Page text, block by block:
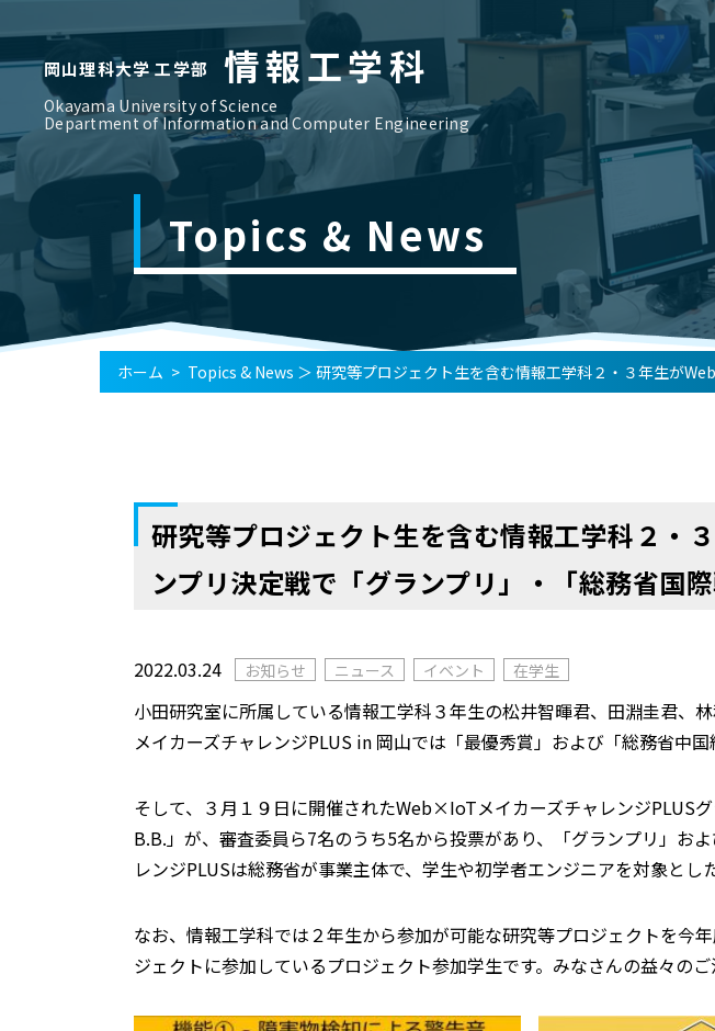
岡山理科大学 工学部 情報工学科
Okayama University of Science
Department of Information and Computer Engineering
Topics & News
ホーム > Topics & News ＞ 研究等プロジェクト生を含む情報工学科２・３年生が
研究等プロジェクト生を含む情報工学科２
ンプリ決定戦で「グランプリ」・「総務省国
2022.03.24 お知らせ ニュース イベント 在学生
小田研究室に所属している情報工学科３年生の松井智暉君、田淵圭君
メイカーズチャレンジPLUS in 岡山では「最優秀賞」および「総務省中
そして、３月１９日に開催されたWeb×IoTメイカーズチャレンジPLUS
B.B.」が、 審査委員ら7名のうち5名から投票があり、
「グランプリ」お
レンジPLUSは総務省が事業主体で、学生や初学者エンジニアを対象と
なお、情報工学科では２年生から参加が可能な研究等プロジェクトを今
ジェクトに参加しているプロジェクト参加学生です。みなさんの益々のご